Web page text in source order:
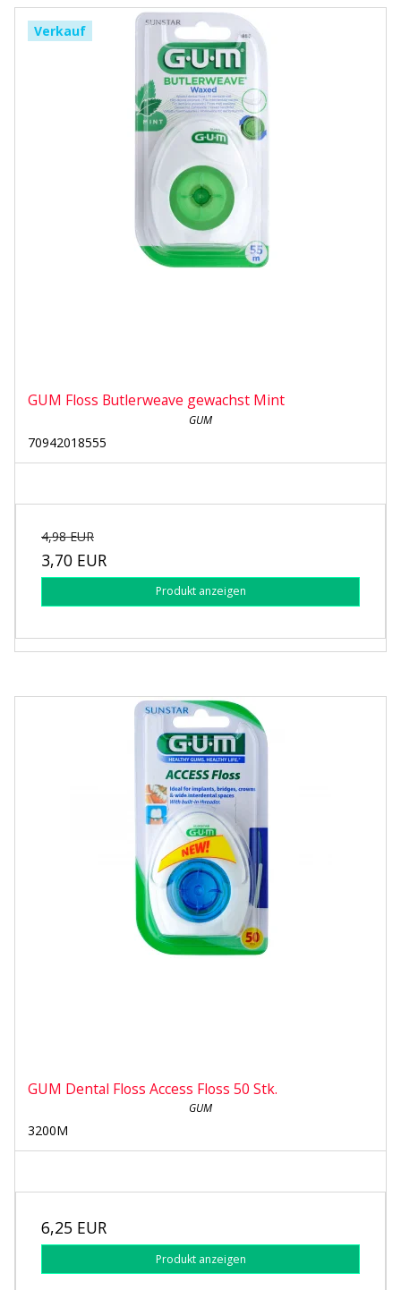
Verkauf
GUM Floss Butlerweave gewachst Mint
GUM
70942018555
4,98 EUR
3,70 EUR
Produkt anzeigen
GUM Dental Floss Access Floss 50 Stk.
GUM
3200M
6,25 EUR
Produkt anzeigen